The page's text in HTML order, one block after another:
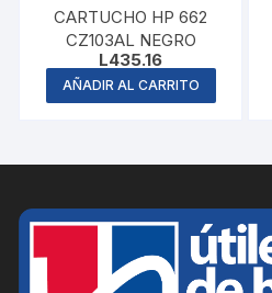
CARTUCHO HP 662
CZ103AL NEGRO
L435.16
AÑADIR AL CARRITO